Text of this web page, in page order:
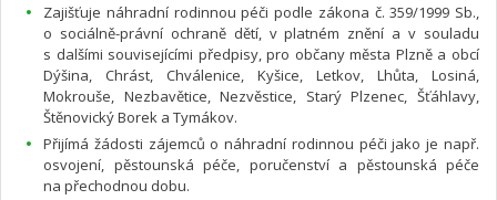
Zajišťuje náhradní rodinnou péči podle zákona č. 359/1999 Sb.,
o sociálně-právní ochraně dětí, v platném znění a v souladu
s dalšími souvisejícími předpisy, pro občany města Plzně a obcí
Dýšina, Chrást, Chválenice, Kyšice, Letkov, Lhůta, Losiná,
Mokrouše, Nezbavětice, Nezvěstice, Starý Plzenec, Šťáhlavy,
Štěnovický Borek a Tymákov.
Přijímá žádosti zájemců o náhradní rodinnou péči jako je např.
osvojení, pěstounská péče, poručenství a pěstounská péče
na přechodnou dobu.